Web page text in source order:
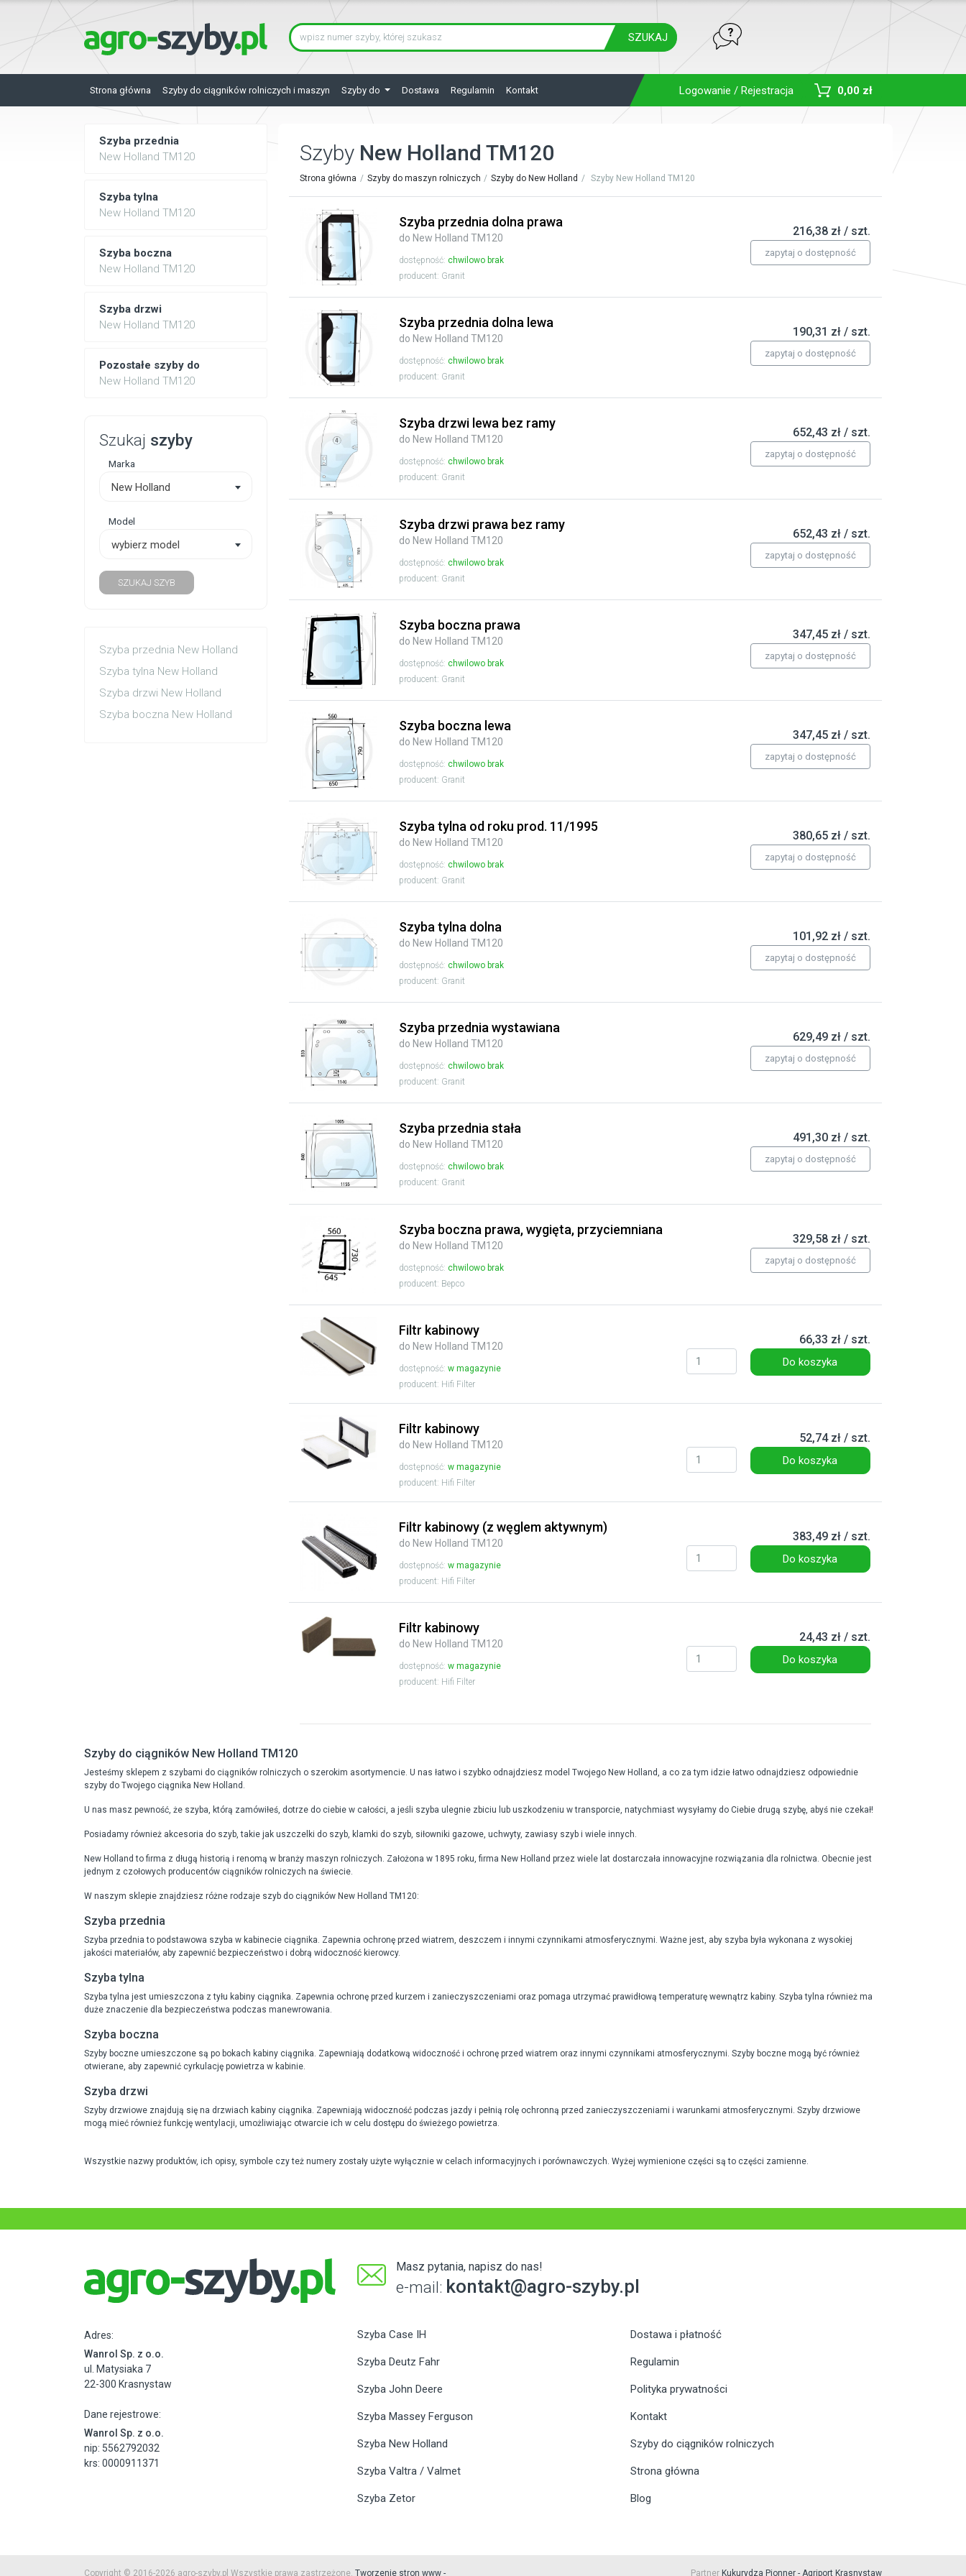
SZUKAJ
Strona główna Szyby do ciągników rolniczych i maszyn Szyby do Dostawa Regulamin Kontakt Logowanie / Rejestracja 0,00 zł
Szyba przednia
New Holland TM120
Szyba tylna
New Holland TM120
Szyba boczna
New Holland TM120
Szyba drzwi
New Holland TM120
Pozostałe szyby do
New Holland TM120
Szukaj szyby
Marka
New Holland
Model
wybierz model
SZUKAJ SZYB
Szyba przednia New Holland
Szyba tylna New Holland
Szyba drzwi New Holland
Szyba boczna New Holland
Szyby New Holland TM120
Strona główna Szyby do maszyn rolniczych Szyby do New Holland Szyby New Holland TM120
Szyba przednia dolna prawa
do New Holland TM120
dostępność:chwilowo brak
producent: Granit
216,38 zł / szt.
zapytaj o dostępność
Szyba przednia dolna lewa
do New Holland TM120
dostępność:chwilowo brak
producent: Granit
190,31 zł / szt.
zapytaj o dostępność
Szyba drzwi lewa bez ramy
do New Holland TM120
dostępność:chwilowo brak
producent: Granit
652,43 zł / szt.
zapytaj o dostępność
Szyba drzwi prawa bez ramy
do New Holland TM120
dostępność:chwilowo brak
producent: Granit
652,43 zł / szt.
zapytaj o dostępność
Szyba boczna prawa
do New Holland TM120
dostępność:chwilowo brak
producent: Granit
347,45 zł / szt.
zapytaj o dostępność
Szyba boczna lewa
do New Holland TM120
dostępność:chwilowo brak
producent: Granit
347,45 zł / szt.
zapytaj o dostępność
Szyba tylna od roku prod. 11/1995
do New Holland TM120
dostępność:chwilowo brak
producent: Granit
380,65 zł / szt.
zapytaj o dostępność
Szyba tylna dolna
do New Holland TM120
dostępność:chwilowo brak
producent: Granit
101,92 zł / szt.
zapytaj o dostępność
Szyba przednia wystawiana
do New Holland TM120
dostępność:chwilowo brak
producent: Granit
629,49 zł / szt.
zapytaj o dostępność
Szyba przednia stała
do New Holland TM120
dostępność:chwilowo brak
producent: Granit
491,30 zł / szt.
zapytaj o dostępność
Szyba boczna prawa, wygięta, przyciemniana
do New Holland TM120
dostępność:chwilowo brak
producent: Bepco
329,58 zł / szt.
zapytaj o dostępność
Filtr kabinowy
do New Holland TM120
dostępność:w magazynie
producent: Hifi Filter
66,33 zł / szt.
Do koszyka
Filtr kabinowy
do New Holland TM120
dostępność:w magazynie
producent: Hifi Filter
52,74 zł / szt.
Do koszyka
Filtr kabinowy (z węglem aktywnym)
do New Holland TM120
dostępność:w magazynie
producent: Hifi Filter
383,49 zł / szt.
Do koszyka
Filtr kabinowy
do New Holland TM120
dostępność:w magazynie
producent: Hifi Filter
24,43 zł / szt.
Do koszyka
Szyby do ciągników New Holland TM120
Jesteśmy sklepem z szybami do ciągników rolniczych o szerokim asortymencie. U nas łatwo i szybko odnajdziesz model Twojego New Holland, a co za tym idzie łatwo odnajdziesz odpowiednie
szyby do Twojego ciągnika New Holland.
U nas masz pewność, że szyba, którą zamówiłeś, dotrze do ciebie w całości, a jeśli szyba ulegnie zbiciu lub uszkodzeniu w transporcie, natychmiast wysyłamy do Ciebie drugą szybę, abyś nie czekał!
Posiadamy również akcesoria do szyb, takie jak uszczelki do szyb, klamki do szyb, siłowniki gazowe, uchwyty, zawiasy szyb i wiele innych.
New Holland to firma z długą historią i renomą w branży maszyn rolniczych. Założona w 1895 roku, firma New Holland przez wiele lat dostarczała innowacyjne rozwiązania dla rolnictwa. Obecnie jest
jednym z czołowych producentów ciągników rolniczych na świecie.
W naszym sklepie znajdziesz różne rodzaje szyb do ciągników New Holland TM120:
Szyba przednia
Szyba przednia to podstawowa szyba w kabinecie ciągnika. Zapewnia ochronę przed wiatrem, deszczem i innymi czynnikami atmosferycznymi. Ważne jest, aby szyba była wykonana z wysokiej
jakości materiałów, aby zapewnić bezpieczeństwo i dobrą widoczność kierowcy.
Szyba tylna
Szyba tylna jest umieszczona z tyłu kabiny ciągnika. Zapewnia ochronę przed kurzem i zanieczyszczeniami oraz pomaga utrzymać prawidłową temperaturę wewnątrz kabiny. Szyba tylna również ma
duże znaczenie dla bezpieczeństwa podczas manewrowania.
Szyba boczna
Szyby boczne umieszczone są po bokach kabiny ciągnika. Zapewniają dodatkową widoczność i ochronę przed wiatrem oraz innymi czynnikami atmosferycznymi. Szyby boczne mogą być również
otwierane, aby zapewnić cyrkulację powietrza w kabinie.
Szyba drzwi
Szyby drzwiowe znajdują się na drzwiach kabiny ciągnika. Zapewniają widoczność podczas jazdy i pełnią rolę ochronną przed zanieczyszczeniami i warunkami atmosferycznymi. Szyby drzwiowe
mogą mieć również funkcję wentylacji, umożliwiając otwarcie ich w celu dostępu do świeżego powietrza.
Wszystkie nazwy produktów, ich opisy, symbole czy też numery zostały użyte wyłącznie w celach informacyjnych i porównawczych. Wyżej wymienione części są to części zamienne.
Masz pytania, napisz do nas!
e-mail: kontakt@agro-szyby.pl
Adres:
Wanrol Sp. z o.o.
ul. Matysiaka 7
22-300 Krasnystaw
Dane rejestrowe:
Wanrol Sp. z o.o.
nip: 5562792032
krs: 0000911371
Szyba Case IH
Szyba Deutz Fahr
Szyba John Deere
Szyba Massey Ferguson
Szyba New Holland
Szyba Valtra / Valmet
Szyba Zetor
Dostawa i płatność
Regulamin
Polityka prywatności
Kontakt
Szyby do ciągników rolniczych
Strona główna
Blog
Copyright © 2016-2026 agro-szyby.pl Wszystkie prawa zastrzeżone. Tworzenie stron www - Partner Kukurydza Pionner - Agriport Krasnystaw